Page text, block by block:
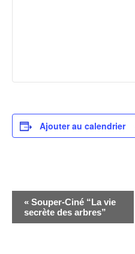
Ajouter au calendrier
Navigation
Évènement
« Souper-Ciné “La vie
secrète des arbres”